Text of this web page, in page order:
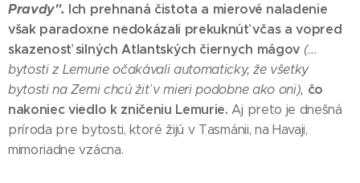
Pravdy". Ich prehnaná čistota a mierové naladenie
však paradoxne nedokázali prekuknúť včas a vopred
skazenosť silných Atlantských čiernych mágov(...
bytosti z Lemurie očakávali automaticky, že všetky
bytosti na Zemi chcú žiť v mieri podobne ako oni), čo
nakoniec viedlo k zničeniu Lemurie.Aj preto je dnešná
príroda pre bytosti, ktoré žijú v Tasmánii, na Havaji,
mimoriadne vzácna.